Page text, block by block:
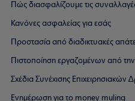
Πώς διασφαλίζουμε τις
Κανόνες ασφαλείας για εσάς
Προστασία από διαδικτυακές
Πιστοποίηση εργαζομένων από
Σχέδια Συνέχισης Επιχειρησιακών
Ενημέρωση για το money muling